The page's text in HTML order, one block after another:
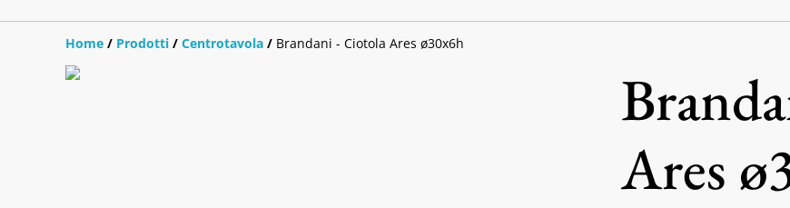
Home / Prodotti / Centrotavola / Brandani - Ciotola Ares ø30x6h
Ares